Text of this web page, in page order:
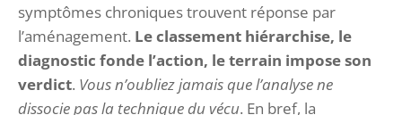
symptômes chroniques trouvent réponse par
l’aménagement. Le classement hiérarchise, le
diagnostic fonde l’action, le terrain impose son
verdict. Vous n’oubliez jamais que l’analyse ne
dissocie pas la technique du vécu. En bref, la